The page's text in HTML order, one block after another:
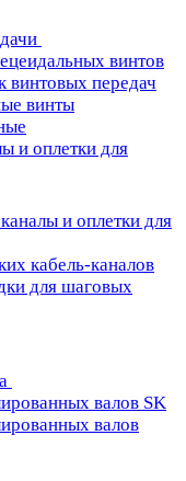
винтов
винтовых передач
винты
и оплетки для
и оплетки для
кабель-каналов
для шаговых
валов SK
валов